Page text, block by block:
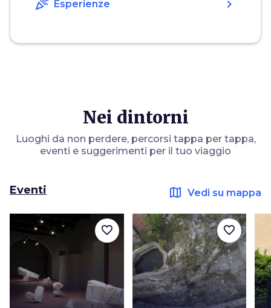
celebration Esperienze chevron_right
Nei dintorni
Luoghi da non perdere, percorsi tappa per tappa,
eventi e suggerimenti per il tuo viaggio
Eventi map Vedi su mappa
favorite_border favorite_border